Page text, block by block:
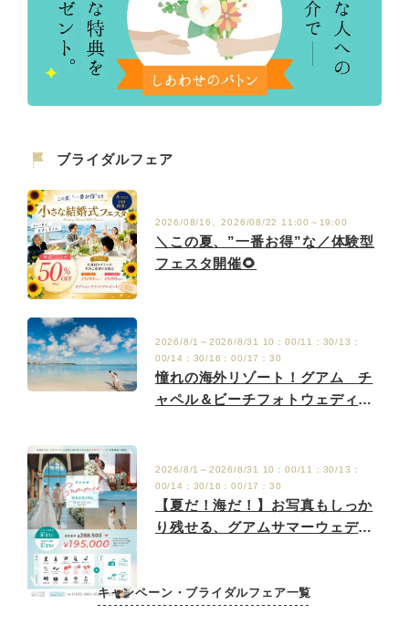
ブライダルフェア
2026/08/16、2026/08/22 11:00～19:00
＼この夏、”一番お得”な／体験型
フェスタ開催🌻
2026/8/1～2026/8/31 10：00/11：30/13：
00/14：30/16：00/17：30
憧れの海外リゾート！グアム チ
ャペル＆ビーチフォトウェディン
2026/8/1～2026/8/31 10：00/11：30/13：
00/14：30/16：00/17：30
【夏だ！海だ！】お写真もしっか
り残せる、グアムサマーウェディ
キャンペーン・ブライダルフェア一覧